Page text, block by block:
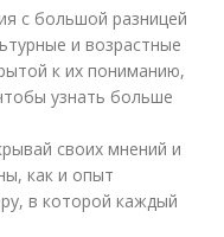
с большой разницей
и возрастные
к их пониманию,
узнать больше
своих мнений и
как и опыт
в которой каждый